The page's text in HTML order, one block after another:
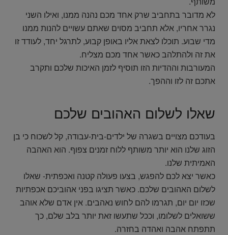
לא מדובר בתחביב שרק אחד מכם נהנה ממנו, ואילו השני
נגרר אחריו, אלא תחביב מסוים שאתם עשויים להנות ממנו
מדי שבוע. תוכלו לצאת אליו באופן קבוע, לתרגל יחד, לעודד זו
את זה ולהתלהב כאשר אחד מכם מצליח.
המעורבות וההדיות הזו תוסיף לזמן האיכות שלכם ותקרב
אתכם זה לזו וההפך.
שאלו לשלום האהובים שלכם
בעודכם מצויים בשגרה של ילדים-בית-עבודה, קל לשכוח כי בן
הזוג שלנו הוא יותר משותף ללוח זמנים צפוף. הוא האהבה
האמיתית שלנו.
כאשר יצא לכם להפגש, בצעו פעולה קטנה ואכפתית- שאלו
לשלום האהובים שלכם. כאשר תציגו בפני אהוביכם אכפתיות
שכזו יום יום, תגרמו להם לחוש נאהבים. אין אדם שלא אוהב
ששואלים לשלומו, וככל שתעשו זאת יותר בלב שלם, כך
תתפתח אהבה ואהדה בחזרה.